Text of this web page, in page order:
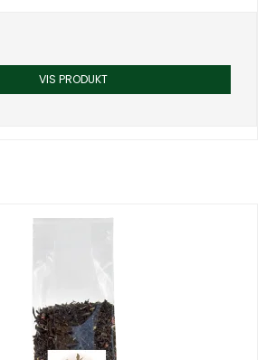
VIS PRODUKT